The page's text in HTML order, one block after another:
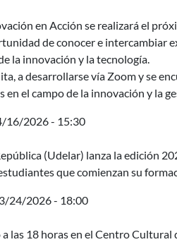
en Acción 2026
en Acción se realizará el
de conocer e intercambiar
la innovación y la tecnología.
a desarrollarse vía Zoom y se
en el campo de la innovación y la
16/2026 - 15:30
el ingreso de una nueva
(Udelar) lanza la edición
que comienzan su
24/2026 - 18:00
del libro «Diversidad, ajedrez
las 18 horas en el Centro